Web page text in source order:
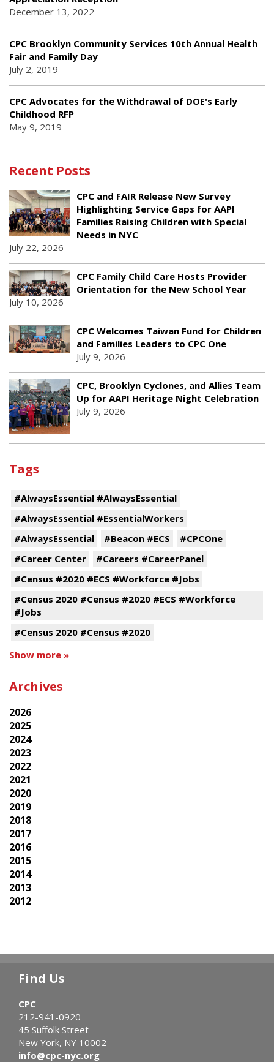
December 13, 2022
CPC Brooklyn Community Services 10th Annual Health
Fair and Family Day
July 2, 2019
CPC Advocates for the Withdrawal of DOE's Early
Childhood RFP
May 9, 2019
Recent Posts
CPC and FAIR Release New Survey
Highlighting Service Gaps for AAPI
Families Raising Children with Special
Needs in NYC
July 22, 2026
CPC Family Child Care Hosts Provider
Orientation for the New School Year
July 10, 2026
CPC Welcomes Taiwan Fund for Children
and Families Leaders to CPC One
July 9, 2026
CPC, Brooklyn Cyclones, and Allies Team
Up for AAPI Heritage Night Celebration
July 9, 2026
Tags
#AlwaysEssential #AlwaysEssential
#AlwaysEssential #EssentialWorkers
#AlwaysEssential
#Beacon #ECS
#CPCOne
#Career Center
#Careers #CareerPanel
#Census #2020 #ECS #Workforce #Jobs
#Census 2020 #Census #2020 #ECS #Workforce
#Jobs
#Census 2020 #Census #2020
Show more »
Archives
2026
2025
2024
2023
2022
2021
2020
2019
2018
2017
2016
2015
2014
2013
2012
Find Us
CPC
212-941-0920
45 Suffolk Street
New York, NY 10002
info@cpc-nyc.org